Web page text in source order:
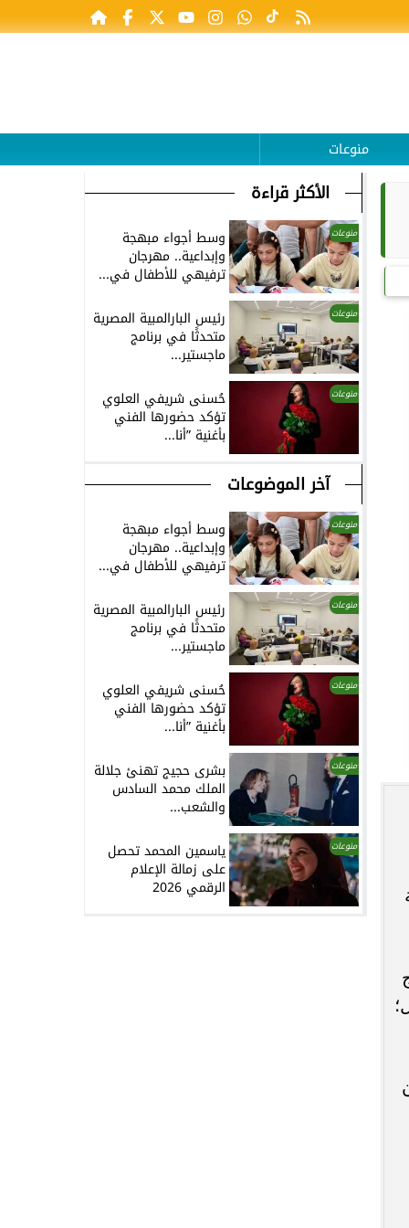
منوعات
الأكثر قراءة
منوعات وسط أجواء مبهجة
وإبداعية.. مهرجان
ترفيهي للأطفال في...
منوعات رئيس البارالمبية المصرية
متحدثًا في برنامج
ماجستير...
منوعات حُسنى شريفي العلوي
تؤكد حضورها الفني
بأغنية ”أنا...
آخر الموضوعات
منوعات وسط أجواء مبهجة
وإبداعية.. مهرجان
ترفيهي للأطفال في...
منوعات رئيس البارالمبية المصرية
متحدثًا في برنامج
ماجستير...
منوعات حُسنى شريفي العلوي
تؤكد حضورها الفني
بأغنية ”أنا...
منوعات بشرى حجيج تهنئ جلالة
الملك محمد السادس
والشعب...
منوعات ياسمين المحمد تحصل
على زمالة الإعلام
الرقمي 2026